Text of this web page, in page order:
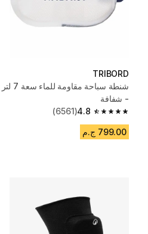
TRIBORD
شنطة سباحة مقاومة للماء سعة 7 لتر
- شفافة
4.8
4.8 out of 5 stars from 6561 reviews
(6561)
799.00 ج.م